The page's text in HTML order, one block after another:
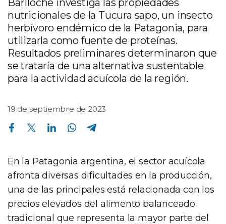
Bariloche investiga las propiedades
nutricionales de la Tucura sapo, un insecto
herbívoro endémico de la Patagonia, para
utilizarla como fuente de proteínas.
Resultados preliminares determinaron que
se trataría de una alternativa sustentable
para la actividad acuícola de la región.
19 de septiembre de 2023
Compartir en Facebook Compartir en Twitter Compartir en Linkedin Compartir en Whatsapp
En la Patagonia argentina, el sector acuícola
afronta diversas dificultades en la producción,
una de las principales está relacionada con los
precios elevados del alimento balanceado
tradicional que representa la mayor parte del